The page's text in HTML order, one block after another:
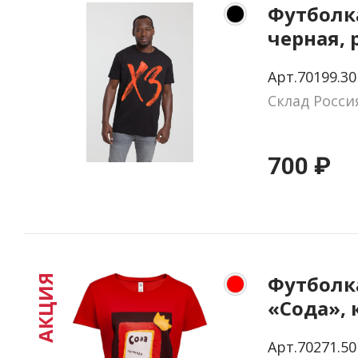
черная,
Склад
700 ₽
«Сода»,
АКЦИЯ